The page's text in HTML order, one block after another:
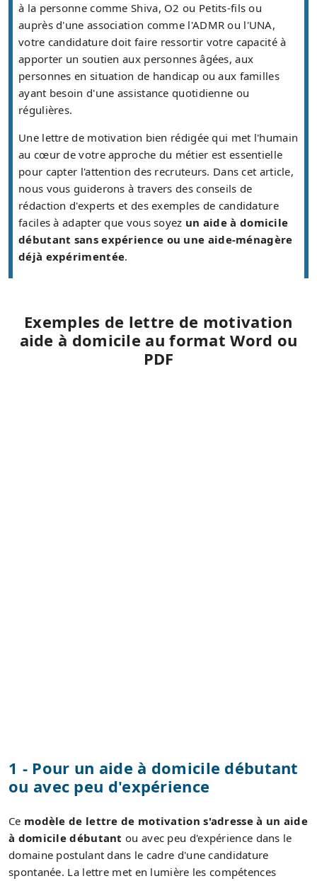
à la personne comme Shiva, O2 ou Petits-fils ou
auprès d'une association comme l'ADMR ou l'UNA,
votre candidature doit faire ressortir votre capacité à
apporter un soutien aux personnes âgées, aux
personnes en situation de handicap ou aux familles
ayant besoin d'une assistance quotidienne ou
régulières.
Une lettre de motivation bien rédigée qui met l'humain
au cœur de votre approche du métier est essentielle
pour capter l'attention des recruteurs. Dans cet article,
nous vous guiderons à travers des conseils de
rédaction d'experts et des exemples de candidature
faciles à adapter que vous soyez un aide à domicile
débutant sans expérience ou une aide-ménagère
déjà expérimentée.
Exemples de lettre de motivation
aide à domicile au format Word ou
PDF
1 - Pour un aide à domicile débutant
ou avec peu d'expérience
Ce modèle de lettre de motivation s'adresse à un aide
à domicile débutant ou avec peu d'expérience dans le
domaine postulant dans le cadre d'une candidature
spontanée. La lettre met en lumière les compétences